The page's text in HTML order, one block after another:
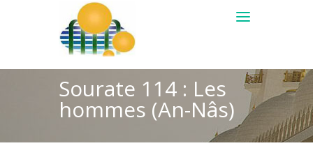
Sourate 114 : Les
hommes (An-Nâs)